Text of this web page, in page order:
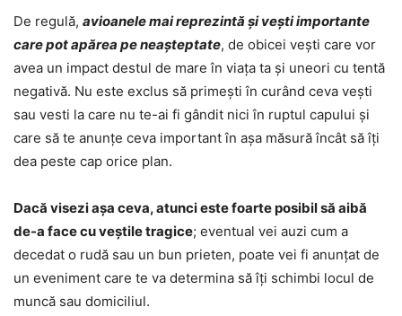
De regulă, avioanele mai reprezintă și vești importante
care pot apărea pe neașteptate, de obicei vești care vor
avea un impact destul de mare în viața ta și uneori cu tentă
negativă. Nu este exclus să primești în curând ceva vești
sau vesti la care nu te-ai fi gândit nici în ruptul capului și
care să te anunțe ceva important în așa măsură încât să îți
dea peste cap orice plan.
Dacă visezi așa ceva, atunci este foarte posibil să aibă
de-a face cu veștile tragice; eventual vei auzi cum a
decedat o rudă sau un bun prieten, poate vei fi anunțat de
un eveniment care te va determina să îți schimbi locul de
muncă sau domiciliul.